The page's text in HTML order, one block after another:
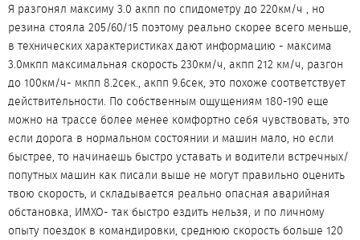
Я разгонял максиму 3.0 акпп по спидометру до 220км/ч , но
резина стояла 205/60/15 поэтому реально скорее всего меньше,
в технических характеристиках дают информацию - максима
3.0мкпп максимальная скорость 230км/ч, акпп 212 км/ч, разгон
до 100км/ч- мкпп 8.2сек., акпп 9.6сек, это похоже соответствует
действительности. По собственным ощущениям 180-190 еще
можно на трассе более менее комфортно себя чувствовать, это
если дорога в нормальном состоянии и машин мало, но если
быстрее, то начинаешь быстро уставать и водители встречных/
попутных машин как писали выше не могут правильно оценить
твою скорость, и складывается реально опасная аварийная
обстановка, ИМХО- так быстро ездить нельзя, и по личному
опыту поездок в командировки, среднюю скорость больше 120